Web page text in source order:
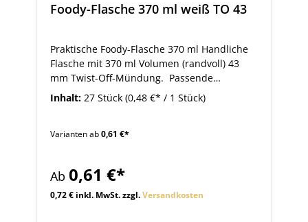
Foody-Flasche 370 ml weiß TO 43
Praktische Foody-Flasche 370 ml Handliche
Flasche mit 370 ml Volumen (randvoll) 43
mm Twist-Off-Mündung. Passende
Schraubverschlüsse für die Foody-Flasche
mit 43 mm Twist-Off-Mündung und
Mittelgroße Flasche für Milch, Milchshakes,
Inhalt: 27 Stück (0,48 €* / 1 Stück)
Varianten ab0,61 €*
Ab 0,61 €*
0,72 € inkl. MwSt. zzgl.Versandkosten